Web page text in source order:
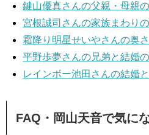
鍵山優真さんの父親・母親
宮根誠司さんの家族まわり
霜降り明星せいやさんの奥
平野歩夢さんの兄弟と結婚
レインボー池田さんの結婚
FAQ・岡山天音で気に